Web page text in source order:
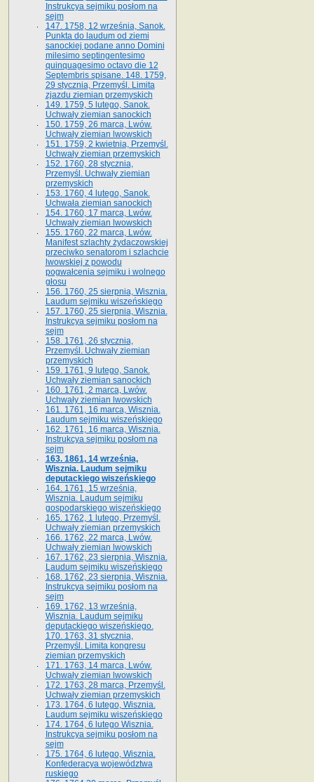
Instrukcya sejmiku posłom na
sejm
147. 1758, 12 września, Sanok.
Punkta do laudum od ziemi
sanockiej podane anno Domini
milesimo septingentesimo
quinquagesimo octavo die 12
Septembris spisane. 148. 1759,
29 stycznia, Przemyśl. Limita
zjazdu ziemian przemyskich
149. 1759, 5 lutego, Sanok.
Uchwały ziemian sanockich
150. 1759, 26 marca, Lwów.
Uchwały ziemian lwowskich
151. 1759, 2 kwietnia, Przemyśl.
Uchwały ziemian przemyskich
152. 1760, 28 stycznia,
Przemyśl. Uchwały ziemian
przemyskich
153. 1760, 4 lutego, Sanok.
Uchwała ziemian sanockich
154. 1760, 17 marca, Lwów.
Uchwały ziemian lwowskich
155. 1760, 22 marca, Lwów.
Manifest szlachty żydaczowskiej
przeciwko senatorom i szlachcie
lwowskiej z po­wodu
pogwałcenia sejmiku i wolnego
głosu
156. 1760, 25 sierpnia, Wisznia.
Laudum sejmiku wiszeńskiego
157. 1760, 25 sierpnia, Wisznia.
Instrukcya sejmiku posłom na
sejm
158. 1761, 26 stycznia,
Przemyśl. Uchwały ziemian
przemyskich
159. 1761, 9 lutego, Sanok.
Uchwały ziemian sanockich
160. 1761, 2 marca, Lwów.
Uchwały ziemian lwowskich
161. 1761, 16 marca, Wisznia.
Laudum sejmiku wiszeńskiego
162. 1761, 16 marca, Wisznia.
Instrukcya sejmiku posłom na
sejm
163. 1861, 14 września,
Wisznia. Laudum sejmiku
deputackiego wiszeńskiego
164. 1761, 15 września,
Wisznia. Laudum sejmiku
gospodarskiego wiszeńskiego
165. 1762, 1 lutego, Przemyśl.
Uchwały ziemian przemyskich
166. 1762, 22 marca, Lwów.
Uchwały ziemian lwowskich
167. 1762, 23 sierpnia, Wisznia.
Laudum sejmiku wiszeńskiego
168. 1762, 23 sierpnia, Wisznia.
Instrukcya sejmiku posłom na
sejm
169. 1762, 13 września,
Wisznia. Laudum sejmiku
deputackiego wiszeńskiego.
170. 1763, 31 stycznia,
Przemyśl. Limita kongresu
ziemian przemyskich
171. 1763, 14 marca, Lwów.
Uchwały ziemian lwowskich
172. 1763, 28 marca, Przemyśl.
Uchwały ziemian przemyskich
173. 1764, 6 lutego, Wisznia.
Laudum sejmiku wiszeńskiego
174. 1764, 6 lutego Wisznia.
Instrukcya sejmiku posłom na
sejm
175. 1764, 6 lutego, Wisznia.
Konfederacya województwa
ruskiego